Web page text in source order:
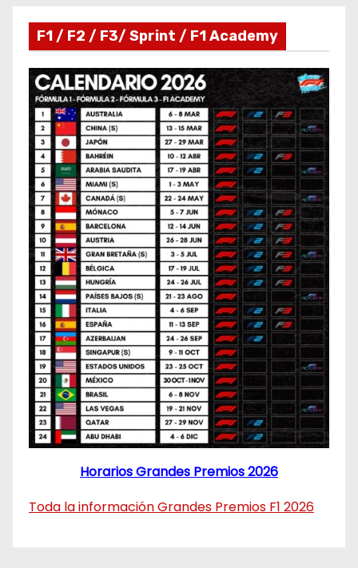
F1 / F2 / F3/ Sprint / F1 Academy
Horarios Grandes Premios 2026
Toda la información Grandes Premios F1 2026